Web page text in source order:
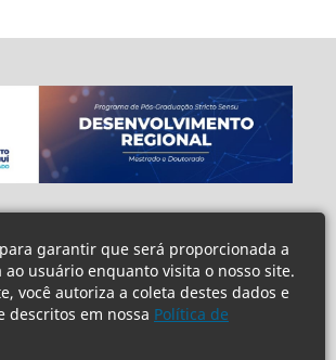
garantir que será proporcionada a
usuário enquanto visita o nosso site.
você autoriza a coleta destes dados e
descritos em nossa Política de